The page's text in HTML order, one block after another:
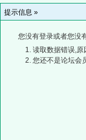
提示信息 »
您没有登录或者您没
读取数据错误,
您还不是论坛会